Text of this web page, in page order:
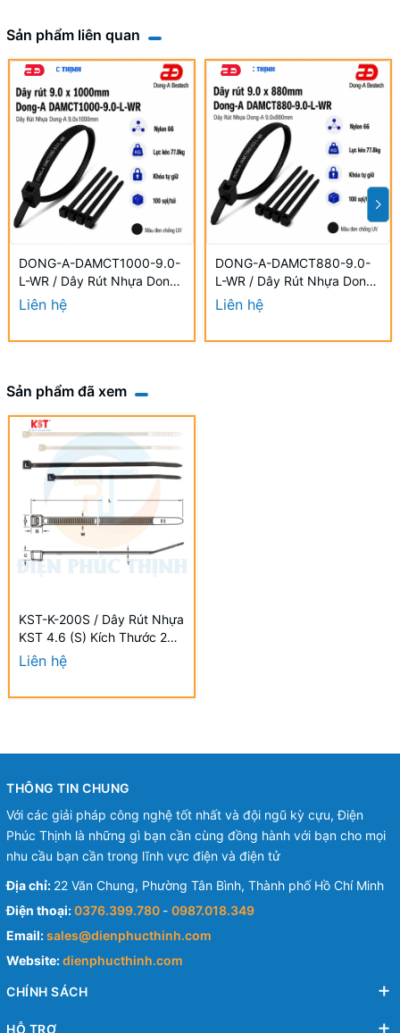
Sản phẩm liên quan
DONG-A-DAMCT1000-9.0-
L-WR / Dây Rút Nhựa Dong-
A 9.0×1000mm Chống UV
Liên hệ
DONG-A-DAMCT880-9.0-
L-WR / Dây Rút Nhựa Dong-
A 9.0×880mm Chống UV
Liên hệ
Sản phẩm đã xem
KST-K-200S / Dây Rút Nhựa
KST 4.6 (S) Kích Thước 200
x 4.6mm (100 Cái/Bịch) -
Nylon cable ties
Liên hệ
THÔNG TIN CHUNG
Với các giải pháp công nghệ tốt nhất và đội ngũ kỳ cựu, Điện
Phúc Thịnh là những gì bạn cần cùng đồng hành với bạn cho mọi
nhu cầu bạn cần trong lĩnh vực điện và điện tử
Địa chỉ: 22 Văn Chung, Phường Tân Bình, Thành phố Hồ Chí Minh
Điện thoại:0376.399.780 - 0987.018.349
Email:sales@dienphucthinh.com
Website:dienphucthinh.com
CHÍNH SÁCH
HỖ TRỢ